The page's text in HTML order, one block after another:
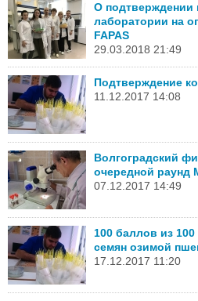
О подтверждении
лаборатории на
FAPAS
29.03.2018 21:49
Подтверждение
11.12.2017 14:08
Волгоградский
очередной раунд
07.12.2017 14:49
100 баллов из
семян озимой
17.12.2017 11:20